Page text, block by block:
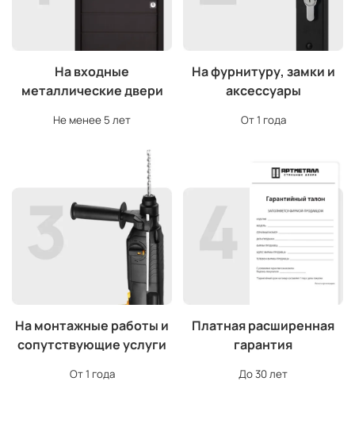
На входные
металлические двери
Не менее 5 лет
На фурнитуру, замки и
аксессуары
От 1 года
На монтажные работы и
сопутствующие услуги
От 1 года
Платная расширенная
гарантия
До 30 лет